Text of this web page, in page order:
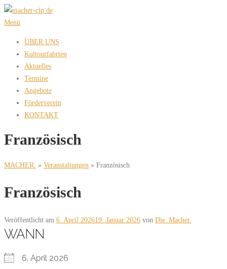
Zum
Inhalt
Menü
ÜBER UNS
Kultourfahrten
Aktuelles
Termine
Angebote
Förderverein
KONTAKT
Französisch
MACHER. » Veranstaltungen » Französisch
Französisch
Veröffentlicht am 6. April 202619. Januar 2026 von Die_Macher.
WANN
6. April 2026